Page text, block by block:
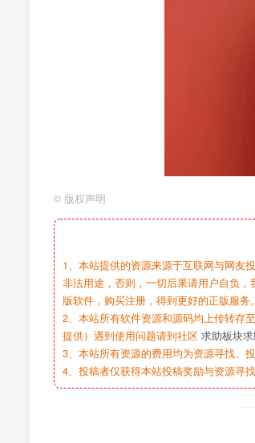
© 版权声明
1、本站提供的资源来源于互联网与网友
非法用途，否则，一切后果请用户自负
版软件，购买注册，得到更好的正版服务
2、本站所有软件资源和源码均上传转存
提供）遇到使用问题请到社区 求助板块
3、本站所有资源的费用均为资源寻找、
4、投稿者仅获得本站投稿奖励与资源寻